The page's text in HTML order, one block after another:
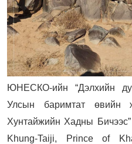
ЮНЕСКО-ийн “Дэлхийн
Улсын баримтат өвийн
Хунтайжийн Хадны
Khung-Taiji, Prince of